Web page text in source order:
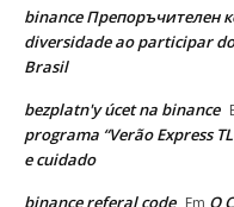
binance Препоръчителен
diversidade ao participar
Brasil
bezplatn'y úcet na binance
programa “Verão Express
e cuidado
binance referal code
O